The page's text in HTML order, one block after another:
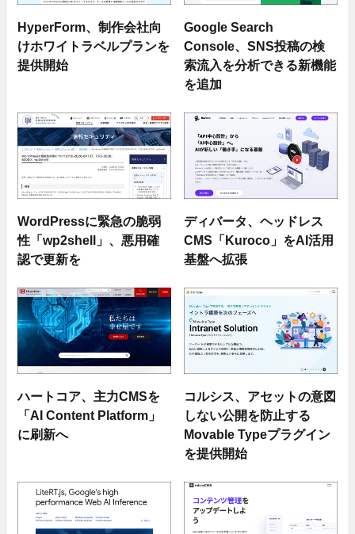
HyperForm、制作会社向
けホワイトラベルプランを
提供開始
Google Search
Console、SNS投稿の検
索流入を分析できる新機能
を追加
WordPressに緊急の脆弱
性「wp2shell」、悪用確
認で更新を
ディバータ、ヘッドレス
CMS「Kuroco」をAI活用
基盤へ拡張
ハートコア、主力CMSを
「AI Content Platform」
に刷新へ
コルシス、アセットの意図
しない公開を防止する
Movable Typeプラグイン
を提供開始